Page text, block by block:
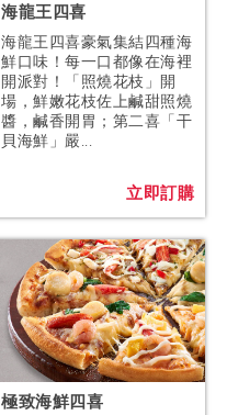
海龍王四喜
海龍王四喜豪氣集結四種海
鮮口味！每一口都像在海裡
開派對！「照燒花枝」開
場，鮮嫩花枝佐上鹹甜照燒
醬，鹹香開胃；第二喜「干
貝海鮮」嚴...
立即訂購
極致海鮮四喜